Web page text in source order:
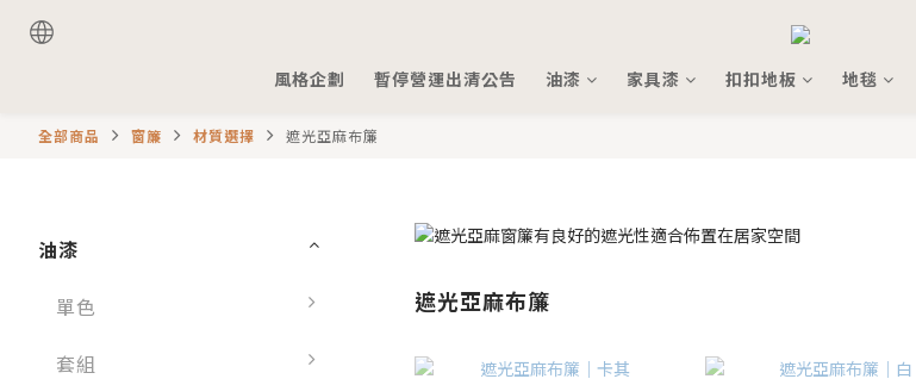
風格企劃 暫停營運出清公告 油漆 家具漆 扣扣地板 地毯
全部商品 窗簾 材質選擇 遮光亞麻布簾
油漆
單色
套組
遮光亞麻布簾